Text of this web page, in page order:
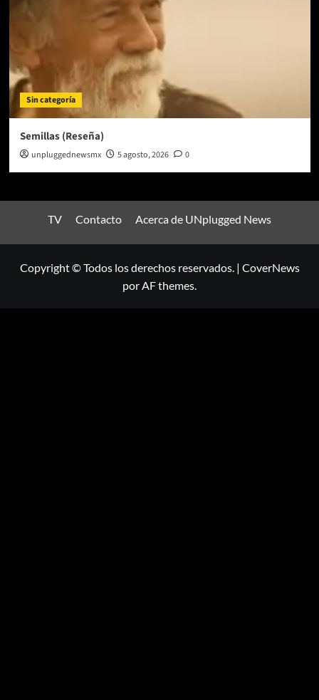
Sin categoría
Semillas (Reseña)
unpluggednewsmx 5 agosto, 2026 0
TV Contacto Acerca de UNplugged News
Copyright © Todos los derechos reservados. | CoverNews
por AF themes.